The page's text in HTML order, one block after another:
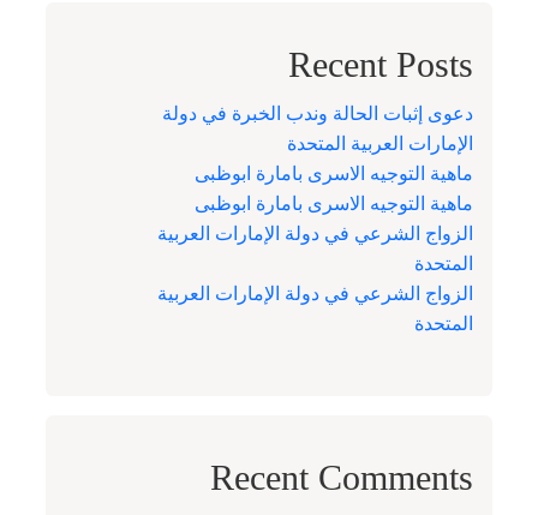
Recent Posts
دعوى إثبات الحالة وندب الخبرة في دولة
الإمارات العربية المتحدة
ماهية التوجيه الاسرى بامارة ابوظبى
ماهية التوجيه الاسرى بامارة ابوظبى
الزواج الشرعي في دولة الإمارات العربية
المتحدة
الزواج الشرعي في دولة الإمارات العربية
المتحدة
Recent Comments